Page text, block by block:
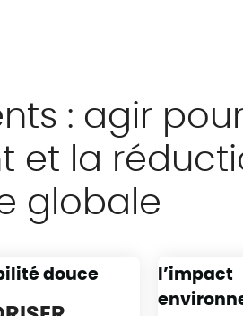
: agir
et la
globale
douce
l’impact